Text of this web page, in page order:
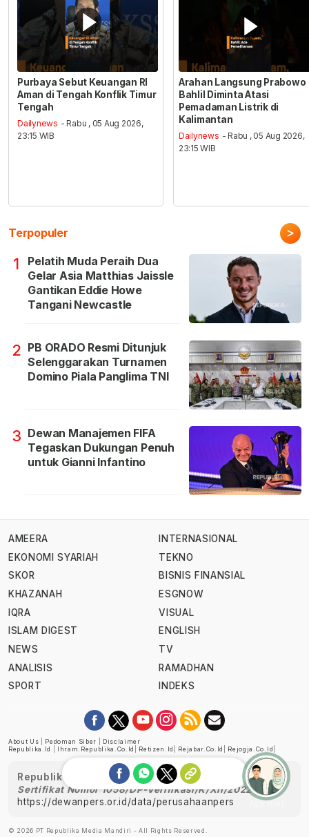
Purbaya Sebut Keuangan RI
Aman di Tengah Konflik Timur
Tengah
Dailynews - Rabu , 05 Aug 2026,
23:15 WIB
Arahan Langsung Prabowo
Bahlil Diminta Atasi
Pemadaman Listrik di
Kalimantan
Dailynews - Rabu , 05 Aug 2026,
23:15 WIB
Terpopuler >
1
Pelatih Muda Peraih Dua
Gelar Asia Matthias Jaissle
Gantikan Eddie Howe
Tangani Newcastle
2 PB ORADO Resmi Ditunjuk
Selenggarakan Turnamen
Domino Piala Panglima TNI
3 Dewan Manajemen FIFA
Tegaskan Dukungan Penuh
untuk Gianni Infantino
AMEERA
EKONOMI SYARIAH
SKOR
KHAZANAH
IQRA
ISLAM DIGEST
NEWS
ANALISIS
SPORT
INTERNASIONAL
TEKNO
BISNIS FINANSIAL
ESGNOW
VISUAL
ENGLISH
TV
RAMADHAN
INDEKS
About Us Pedoman Siber
Disclaimer
Republika.id
Ihram.republika.co.id Retizen.id Rejabar.co.id Rejogja.co.id
Republika telah diverifikasi oleh Dewan Pers
Sertifikat Nomor 1058/DP-Verifikasi/K/XII/2022
https://dewanpers.or.id/data/perusahaanpers
© 2026 PT Republika Media Mandiri - All Rights Reserved.
Ask me!